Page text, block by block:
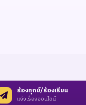
ร้องทุกข์/ร้องเรียน
แจ้งเรื่องออนไลน์